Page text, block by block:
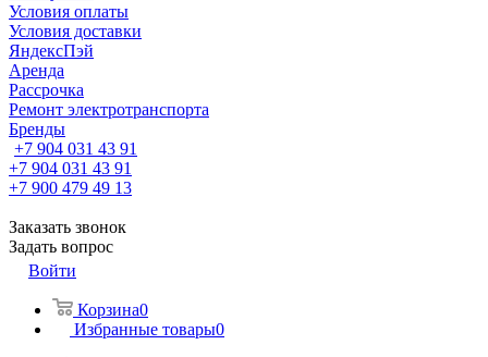
Условия оплаты
Условия доставки
ЯндексПэй
Аренда
Рассрочка
Ремонт электротранспорта
Бренды
+7 904 031 43 91
+7 904 031 43 91
+7 900 479 49 13
Заказать звонок
Задать вопрос
Войти
Корзина0
Избранные товары0